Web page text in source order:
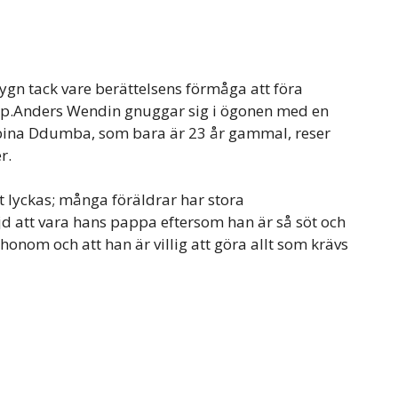
tack vare berättelsens förmåga att föra
Wendin gnuggar sig i ögonen med en
Ddumba, som bara är 23 år gammal, reser
många föräldrar har stora
att vara hans pappa eftersom han är så söt och
och att han är villig att göra allt som krävs